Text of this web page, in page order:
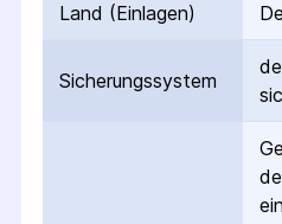
Land (Einlagen)
Sicherungs­system